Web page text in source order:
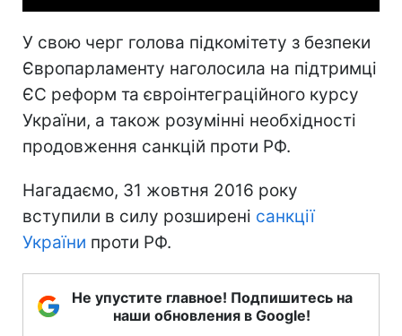
У свою черг голова підкомітету з безпеки
Європарламенту наголосила на підтримці
ЄС реформ та євроінтеграційного курсу
України, а також розумінні необхідності
продовження санкцій проти РФ.
Нагадаємо, 31 жовтня 2016 року
вступили в силу розширені санкції
України проти РФ.
Не упустите главное! Подпишитесь на
наши обновления в Google!